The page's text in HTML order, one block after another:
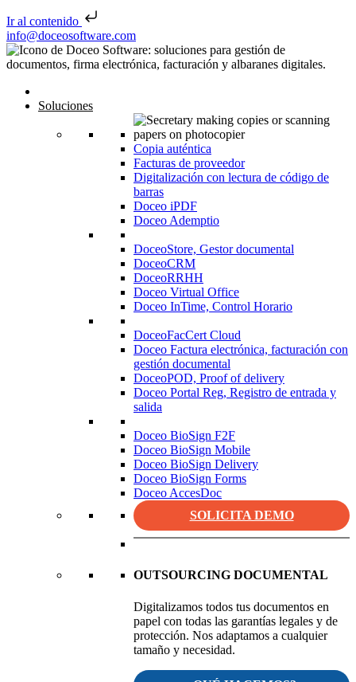
Ir al contenido
Saltar al contenido
info@doceosoftware.com
Soluciones
Copia auténtica
Facturas de proveedor
Digitalización con lectura de código de
barras
Doceo iPDF
Doceo Ademptio
DoceoStore, Gestor documental
DoceoCRM
DoceoRRHH
Doceo Virtual Office
Doceo InTime, Control Horario
DoceoFacCert Cloud
Doceo Factura electrónica, facturación con
gestión documental
DoceoPOD, Proof of delivery
Doceo Portal Reg, Registro de entrada y
salida
Doceo BioSign F2F
Doceo BioSign Mobile
Doceo BioSign Delivery
Doceo BioSign Forms
Doceo AccesDoc
SOLICITA DEMO
OUTSOURCING DOCUMENTAL
Digitalizamos todos tus documentos en
papel con todas las garantías legales y de
protección. Nos adaptamos a cualquier
tamaño y necesidad.